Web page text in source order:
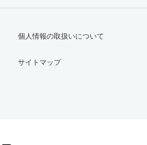
個人情報の取扱いについて
サイトマップ